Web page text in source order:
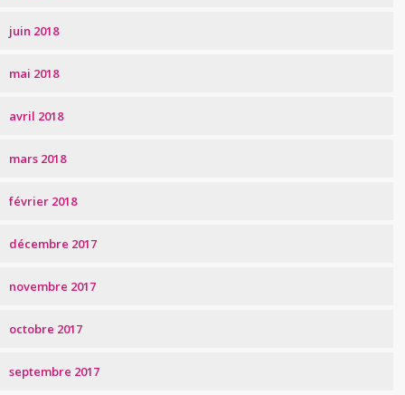
juin 2018
mai 2018
avril 2018
mars 2018
février 2018
décembre 2017
novembre 2017
octobre 2017
septembre 2017